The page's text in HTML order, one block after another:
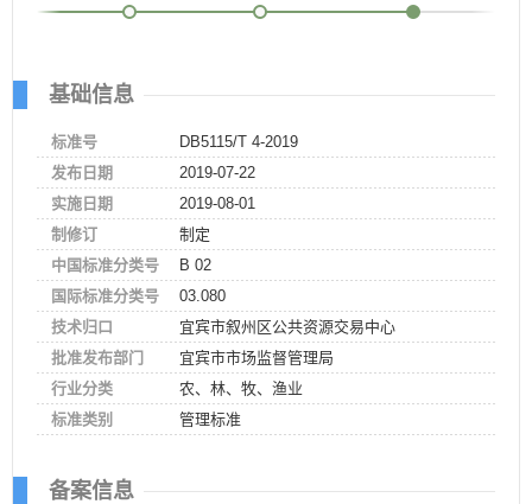
基础信息
标准号
DB5115/T 4-2019
发布日期
2019-07-22
实施日期
2019-08-01
制修订
制定
中国标准分类号
B 02
国际标准分类号
03.080
技术归口
宜宾市叙州区公共资源交易中心
批准发布部门
宜宾市市场监督管理局
行业分类
农、林、牧、渔业
标准类别
管理标准
备案信息